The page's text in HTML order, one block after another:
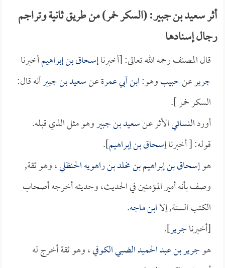
أثر سعيد بن جبير: (السكر خمر) من طريق ثانية وتراجم
رجال إسنادها
قال المصنف رحمه الله تعالى: [أخبرناإسحاق بن إبراهيمأخبرنا
جريرعنحبيبوهو:ابن أبي عمرةعنسعيد بن جبيرأنه قال:
السكر خمر ].
أوردالنسائيالأثر عنسعيد بن جبيروهو مثل الذي قبله.
قوله: [ أخبرناإسحاق بن إبراهيم].
هوإسحاق بن إبراهيم بن مخلد بن راهويه الحنظلي، وهو ثقة,
وصف بأنه أمير المؤمنين في الحديث، وحديثه أخرجه أصحاب
الكتب الستة, إلاابن ماجه.
[أخبرناجرير].
هوجرير بن عبد الحميد الضبي الكوفي، وهو ثقة أخرج له